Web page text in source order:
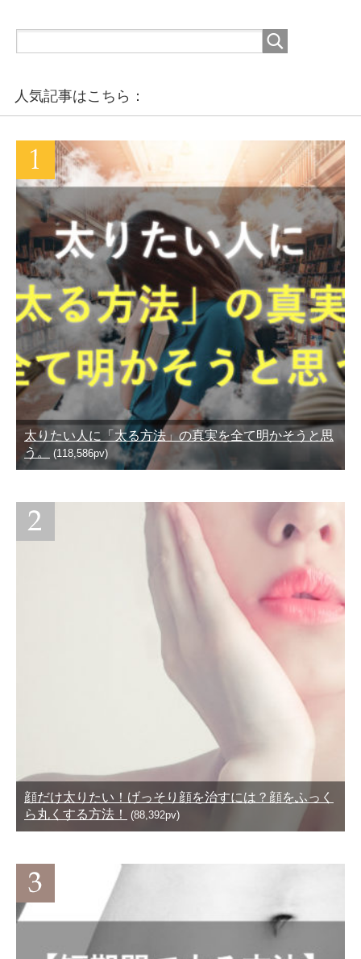
人気記事はこちら：
太りたい人に「太る方法」の真実を全て明かそうと思
う。
(118,586pv)
顔だけ太りたい！げっそり顔を治すには？顔をふっく
ら丸くする方法！
(88,392pv)